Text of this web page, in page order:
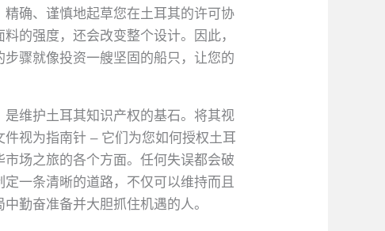
确、谨慎地起草您在土耳其的许可协
的强度，还会改变整个设计。因此，
骤就像投资一艘坚固的船只，让您的
维护土耳其知识产权的基石。将其视
视为指南针 – 它们为您如何授权土耳
场​​之旅的各个方面。任何失误都会破
一条清晰的道路，不仅可以维持而且
勤奋准备并大胆抓住机遇的人。